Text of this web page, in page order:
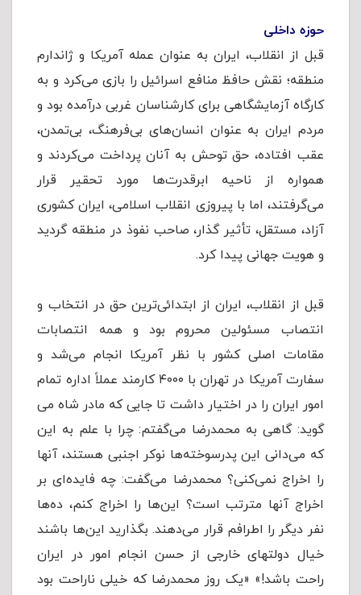
حوزه داخلی
قبل از انقلاب، ایران به عنوان عمله آمریکا و ژاندارم
منطقه؛ نقش حافظ منافع اسرائیل را بازی می‌کرد و به
کارگاه آزمایشگاهی برای کارشناسان غربی درآمده بود و
مردم ایران به عنوان انسان‌های بی‌فرهنگ، بی‌تمدن،
عقب افتاده، حق توحش به آنان پرداخت می‌کردند و
همواره از ناحیه ابرقدرت‌ها مورد تحقیر قرار
می‌گرفتند، اما با پیروزی انقلاب اسلامی، ایران کشوری
آزاد، مستقل، تأثیر گذار، صاحب نفوذ در منطقه گردید
و هویت جهانی پیدا کرد.
قبل از انقلاب، ایران از ابتدائی‌ترین حق در انتخاب و
انتصاب مسئولین محروم بود و همه انتصابات
مقامات اصلی کشور با نظر آمریکا انجام می‌شد و
سفارت آمریکا در تهران با ۴۰۰۰ کارمند عملاً اداره تمام
امور ایران را در اختیار داشت تا جایی که مادر شاه می
گوید: گاهی به محمدرضا می‌گفتم: چرا با علم به این
که می‌دانی این پدرسوخته‌ها نوکر اجنبی هستند، آنها
را اخراج نمی‌کنی؟ محمدرضا می‌گفت: چه فایده‌ای بر
اخراج آنها مترتب است؟ این‌ها را اخراج کنم، ده‌ها
نفر دیگر را اطرافم قرار می‌دهند. بگذارید این‌ها باشند
خیال دولتهای خارجی از حسن انجام امور در ایران
راحت باشد!» «یک روز محمدرضا که خیلی ناراحت بود